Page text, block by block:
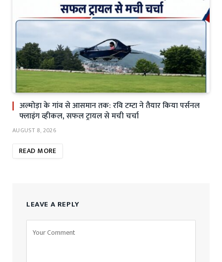
अल्मोड़ा के गांव से आसमान तक: रवि टम्टा ने तैयार किया पर्सनल
फ्लाइंग व्हीकल, सफल ट्रायल से मची चर्चा
AUGUST 8, 2026
READ MORE
LEAVE A REPLY